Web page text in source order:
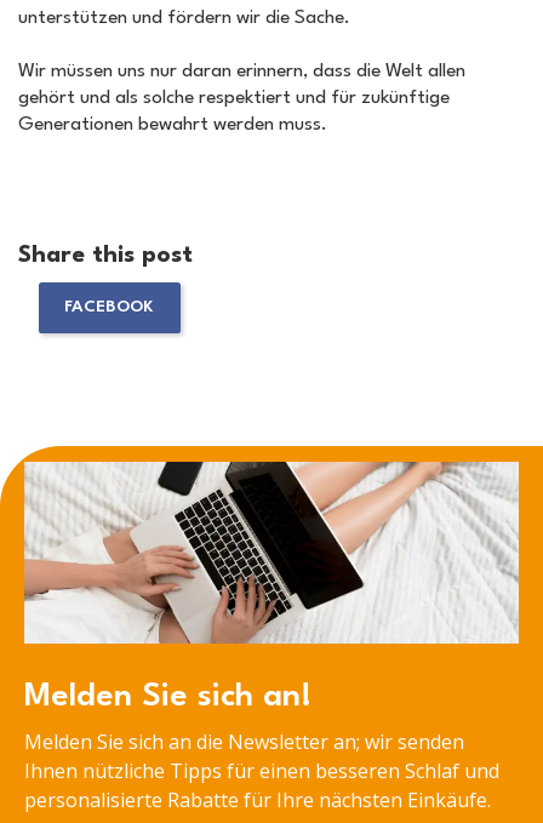
unterstützen und fördern wir die Sache.
Wir müssen uns nur daran erinnern, dass die Welt allen
gehört und als solche respektiert und für zukünftige
Generationen bewahrt werden muss.
Share this post
FACEBOOK
Melden Sie sich an!
Melden Sie sich an die Newsletter an; wir senden
Ihnen nützliche Tipps für einen besseren Schlaf und
personalisierte Rabatte für Ihre nächsten Einkäufe.